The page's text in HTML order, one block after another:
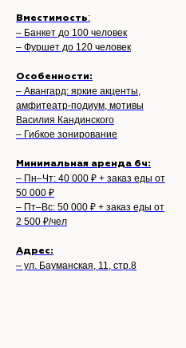
Вместимость:
– Банкет до 100 человек
– Фуршет до 120 человек
Особенности:
– Авангард: яркие акценты,
амфитеатр-подиум, мотивы
Василия Кандинского
– Гибкое зонирование
Минимальная аренда 6ч:
– Пн–Чт: 40 000 ₽ + заказ еды от
50 000 ₽
– Пт–Вс: 50 000 ₽ + заказ еды от
2 500 ₽/чел
Адрес:
– ул. Бауманская, 11, стр.8